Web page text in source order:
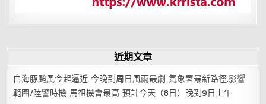
近期文章
白海豚颱風今起逼近 今晚到周日風雨最劇 氣象署最新路徑.影響
範圍/陸警時機 馬祖機會最高 預計今天（8日）晚到9日上午